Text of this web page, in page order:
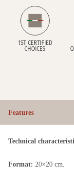
1ST CERTIFIED
CHOICES
Features
Technical
Format: 20×20 cm.